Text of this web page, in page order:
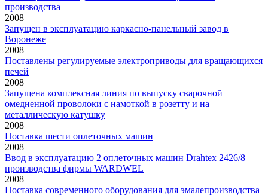
производства
2008
Запущен в эксплуатацию каркасно-панельный завод в
Воронеже
2008
Поставлены регулируемые электроприводы для вращающихся
печей
2008
Запущена комплексная линия по выпуску сварочной
омедненной проволоки с намоткой в розетту и на
металлическую катушку
2008
Поставка шести оплеточных машин
2008
Ввод в эксплуатацию 2 оплеточных машин Drahtex 2426/8
производства фирмы WARDWEL
2008
Поставка современного оборудования для эмалепроизводства